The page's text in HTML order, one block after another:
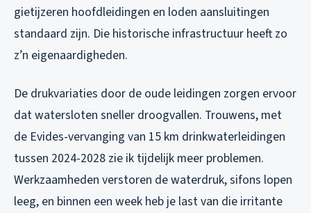
gietijzeren hoofdleidingen en loden aansluitingen
standaard zijn. Die historische infrastructuur heeft zo
z’n eigenaardigheden.
De drukvariaties door de oude leidingen zorgen ervoor
dat watersloten sneller droogvallen. Trouwens, met
de Evides-vervanging van 15 km drinkwaterleidingen
tussen 2024-2028 zie ik tijdelijk meer problemen.
Werkzaamheden verstoren de waterdruk, sifons lopen
leeg, en binnen een week heb je last van die irritante